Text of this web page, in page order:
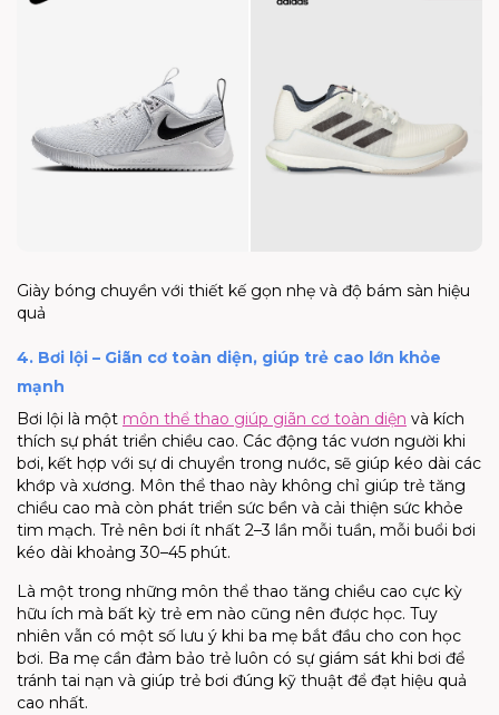
Giày bóng chuyền với thiết kế gọn nhẹ và độ bám sàn hiệu
quả
4. Bơi lội – Giãn cơ toàn diện, giúp trẻ cao lớn khỏe
mạnh
Bơi lội là một môn thể thao giúp giãn cơ toàn diện và kích
thích sự phát triển chiều cao. Các động tác vươn người khi
bơi, kết hợp với sự di chuyển trong nước, sẽ giúp kéo dài các
khớp và xương. Môn thể thao này không chỉ giúp trẻ tăng
chiều cao mà còn phát triển sức bền và cải thiện sức khỏe
tim mạch. Trẻ nên bơi ít nhất 2–3 lần mỗi tuần, mỗi buổi bơi
kéo dài khoảng 30–45 phút.
Là một trong những môn thể thao tăng chiều cao cực kỳ
hữu ích mà bất kỳ trẻ em nào cũng nên được học. Tuy
nhiên vẫn có một số lưu ý khi ba mẹ bắt đầu cho con học
bơi. Ba mẹ cần đảm bảo trẻ luôn có sự giám sát khi bơi để
tránh tai nạn và giúp trẻ bơi đúng kỹ thuật để đạt hiệu quả
cao nhất.